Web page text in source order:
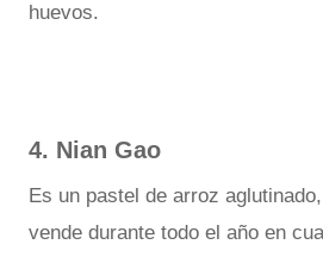
huevos.
4. Nian Gao
Es un pastel de arroz
vende durante todo el año en